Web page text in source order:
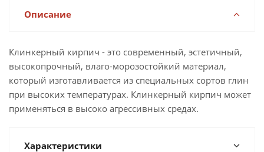
Описание
Клинкерный кирпич - это современный, эстетичный,
высокопрочный, влаго-морозостойкий материал,
который изготавливается из специальных сортов глин
при высоких температурах. Клинкерный кирпич может
применяться в высоко агрессивных средах.
Характеристики